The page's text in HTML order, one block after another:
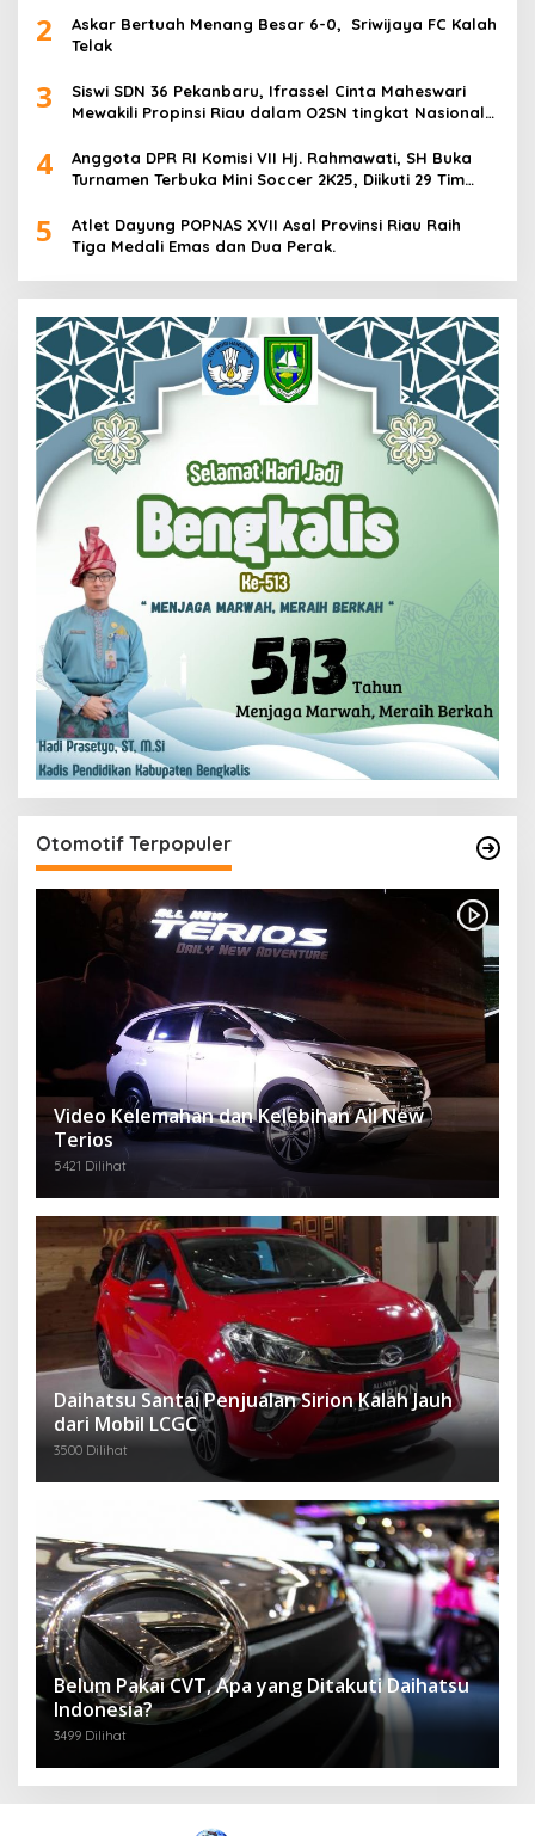
2
Askar Bertuah Menang Besar 6-0, Sriwijaya FC Kalah
Telak
3
Siswi SDN 36 Pekanbaru, Ifrassel Cinta Maheswari
Mewakili Propinsi Riau dalam O2SN tingkat Nasional
4
Anggota DPR RI Komisi VII Hj. Rahmawati, SH Buka
Turnamen Terbuka Mini Soccer 2K25, Diikuti 29 Tim
5
Atlet Dayung POPNAS XVII Asal Provinsi Riau Raih
Tiga Medali Emas dan Dua Perak.
Otomotif Terpopuler
Video Kelemahan dan Kelebihan All New
Terios
5421 Dilihat
Daihatsu Santai Penjualan Sirion Kalah Jauh
dari Mobil LCGC
3500 Dilihat
Belum Pakai CVT, Apa yang Ditakuti Daihatsu
Indonesia?
3499 Dilihat